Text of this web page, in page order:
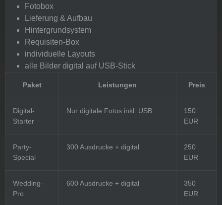
Fotobox
Lieferung & Aufbau
Hintergrundsystem
Requisiten-Box
individuelle Layouts
alle Bilder digital auf USB-Stick
Paket Leistungen Preis
Digital-
Starter
Nur digitale Fotos inkl. USB
150
EUR
Party-
Special
300 Ausdrucke + digital
250
EUR
Wedding-
Pro
600 Ausdrucke + digital
350
EUR